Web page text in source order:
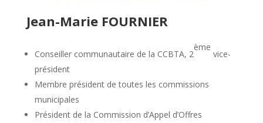
Jean-Marie FOURNIER
Conseiller communautaire de la CCBTA, 2
ème
vice-
président
Membre président de toutes les commissions
municipales
Président de la Commission d’Appel d’Offres